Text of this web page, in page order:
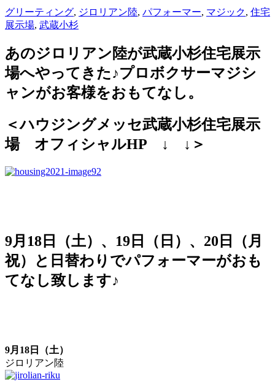
グリーティング, ジロリアン陸, パフォーマー, マジック, 住宅
展示場, 武蔵小杉
あのジロリアン陸が武蔵小杉住宅展示
場へやってきた♪プロボクサーマジシ
ャンがお客様をおもてなし。
＜ハウジングメッセ武蔵小杉住宅展示
場 オフィシャルHP ↓ ↓＞
9月18日（土）、19日（日）、20日（月
祝）と日替わりでパフォーマーがおも
てなし致します♪
9月18日（土）
ジロリアン陸